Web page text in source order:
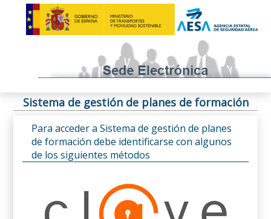
Sistema de gestión de planes de formación
Para acceder a Sistema de gestión de planes
de formación debe identificarse con algunos
de los siguientes métodos